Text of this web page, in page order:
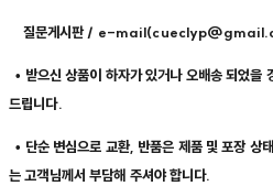
질문게시판 / e-
• 받으신 상품이 하자가 있거나 오배송 되었을
드립니다.
• 단순 변심으로 교환, 반품은 제품 및 포장 상
는 고객님께서 부담해 주셔야 합니다.